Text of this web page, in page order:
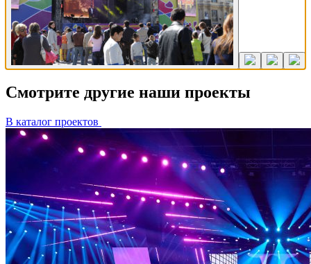
Смотрите другие наши проекты
В каталог проектов